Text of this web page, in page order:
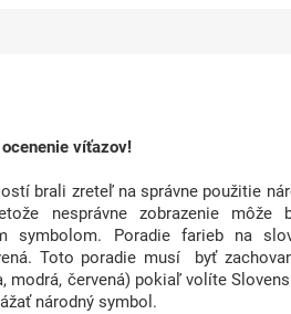
víťazov!
brali zreteľ na správne použitie
nesprávne zobrazenie môže
symbolom. Poradie farieb na
Toto poradie musí byť
modrá, červená) pokiaľ volíte
národný symbol.